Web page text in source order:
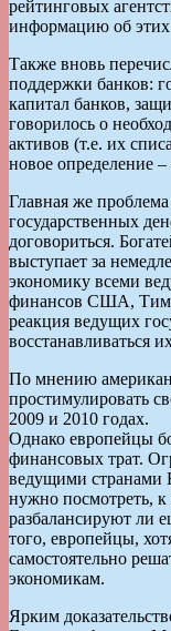
рейтинговых
информацию об этих
Также вновь
поддержки банков:
капитал банков,
говорилось о
активов (т.е. их
новое определение
Главная же
государственных
договориться.
выступает за
экономику всеми
финансов США, Тима
реакция ведущих
восстанавливаться
По мнению
простимулировать
2009 и 2010 годах.
Однако европейцы
финансовых трат.
ведущими
нужно посмотреть,
разбалансируют ли
того, европейцы,
самостоятельно
экономикам.
Ярким